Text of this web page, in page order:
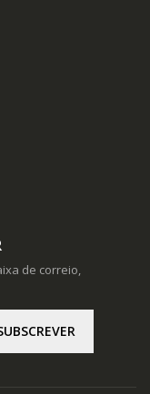
de correio,